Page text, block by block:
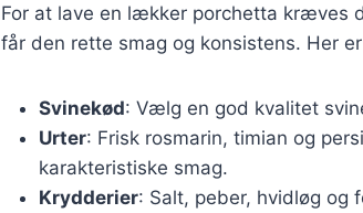
For at lave en lækker porchetta kræves
får den rette smag og konsistens. Her
Svinekød: Vælg en god kvalitet
Urter: Frisk rosmarin, timian og
karakteristiske smag.
Krydderier: Salt, peber, hvidløg og